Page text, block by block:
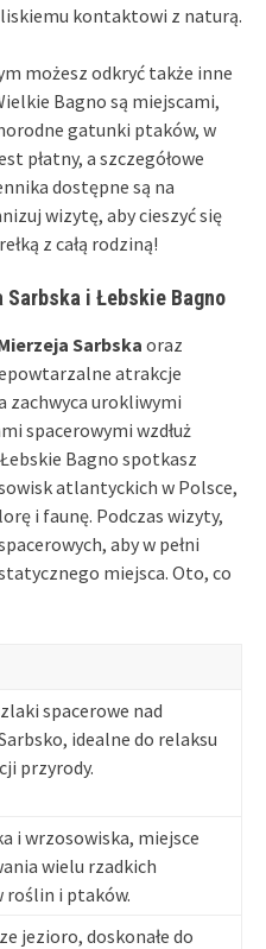
kontaktowi z naturą.
możesz odkryć także inne
Bagno są miejscami,
gatunki ptaków, w
płatny, a szczegółowe
dostępne są na
wizytę, aby cieszyć się
z całą rodziną!
i Łebskie Bagno
Sarbska oraz
atrakcje
zachwyca urokliwymi
spacerowymi wzdłuż
Bagno spotkasz
atlantyckich w Polsce,
i faunę. Podczas wizyty,
aby w pełni
miejsca. Oto, co
spacerowe nad
idealne do relaksu
przyrody.
i wrzosowiska, miejsce
wielu rzadkich
roślin i ptaków.
jezioro, doskonałe do